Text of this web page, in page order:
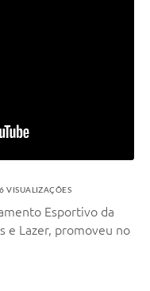
VISUALIZAÇÕES
Esportivo da
e Lazer, promoveu no